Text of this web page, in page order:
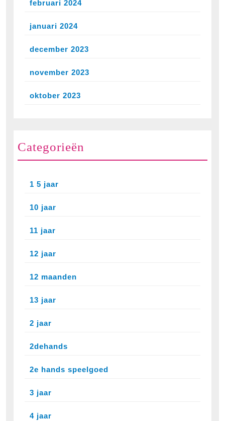
februari 2024
januari 2024
december 2023
november 2023
oktober 2023
Categorieën
1 5 jaar
10 jaar
11 jaar
12 jaar
12 maanden
13 jaar
2 jaar
2dehands
2e hands speelgoed
3 jaar
4 jaar